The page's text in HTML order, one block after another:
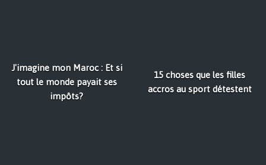
J'imagine mon Maroc : Et si
tout le monde payait ses
impôts?
15 choses que les filles
accros au sport détestent